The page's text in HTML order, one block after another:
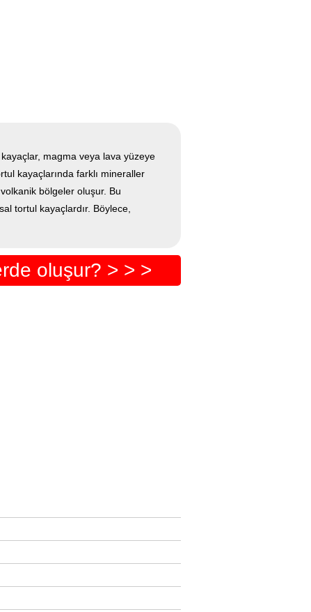
magma veya lava yüzeye
kayaçlarında farklı mineraller
bölgeler oluşur. Bu
tortul kayaçlardır. Böylece,
oluşur? > > >